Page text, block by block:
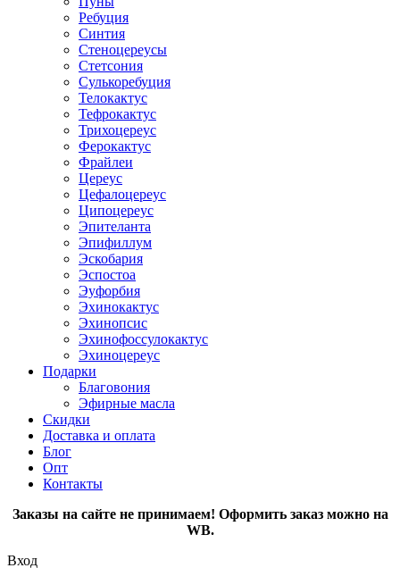
Ребуция
Синтия
Стеноцереусы
Стетсония
Сулькоребуция
Телокактус
Тефрокактус
Трихоцереус
Ферокактус
Фрайлеи
Цереус
Цефалоцереус
Ципоцереус
Эпителанта
Эпифиллум
Эскобария
Эспостоа
Эуфорбия
Эхинокактус
Эхинопсис
Эхинофоссулокактус
Эхиноцереус
Подарки
Благовония
Эфирные масла
Скидки
Доставка и оплата
Блог
Опт
Контакты
Заказы на сайте не принимаем! Оформить заказ можно на
WB.
Вход